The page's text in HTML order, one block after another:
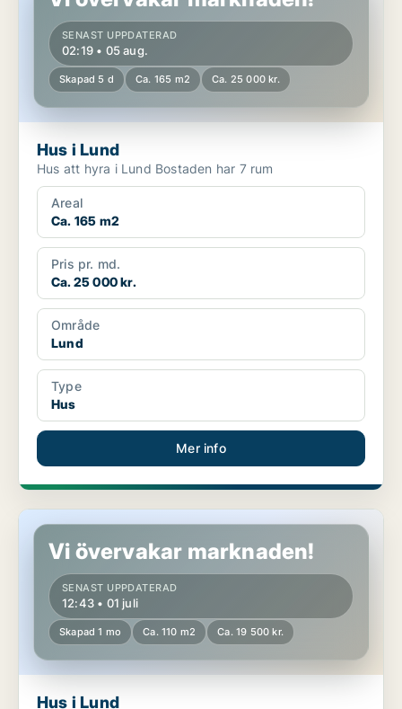
SENAST UPPDATERAD
02:19 • 05 aug.
Skapad 5 d Ca. 165 m2 Ca. 25 000 kr.
Hus i Lund
Hus att hyra i Lund Bostaden har 7 rum
Areal
Ca. 165 m2
Pris pr. md.
Ca. 25 000 kr.
Område
Lund
Type
Hus
Mer info
Hus i Lund
Vi övervakar marknaden!
SENAST UPPDATERAD
12:43 • 01 juli
Skapad 1 mo Ca. 110 m2 Ca. 19 500 kr.
Hus i Lund